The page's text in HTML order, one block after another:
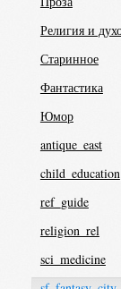
Религия и
Старинное
Фантастика
Юмор
antique_east
child_education
ref_guide
religion_rel
sci_medicine